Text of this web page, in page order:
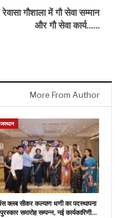
रेवासा गौशाला में गौ सेवा सम्मान
और गौ सेवा कार्य……
More From Author
क्लब सीकर कल्याण धणी का पदस्थापना
समारोह सम्पन्न, नई कार्यकारिणी…